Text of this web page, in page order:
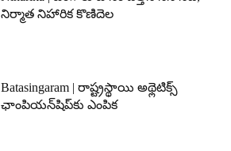
నిర్మాత నిహారిక కొణిదెల
Batasingaram | రాష్ట్రస్థాయి అథ్లెటిక్స్
ఛాంపియన్‌షిప్‌కు ఎంపిక